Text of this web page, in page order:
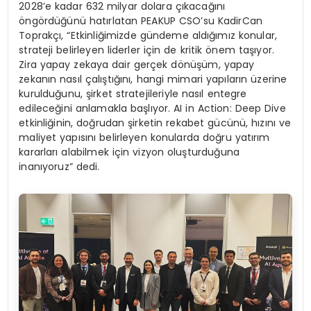
2028’e kadar 632 milyar dolara çıkacağını
öngördüğünü hatırlatan PEAKUP CSO’su KadirCan
Toprakçı, “Etkinliğimizde gündeme aldığımız konular,
strateji belirleyen liderler için de kritik önem taşıyor.
Zira yapay zekaya dair gerçek dönüşüm, yapay
zekanın nasıl çalıştığını, hangi mimari yapıların üzerine
kurulduğunu, şirket stratejileriyle nasıl entegre
edileceğini anlamakla başlıyor. AI in Action: Deep Dive
etkinliğinin, doğrudan şirketin rekabet gücünü, hızını ve
maliyet yapısını belirleyen konularda doğru yatırım
kararları alabilmek için vizyon oluşturduğuna
inanıyoruz” dedi.